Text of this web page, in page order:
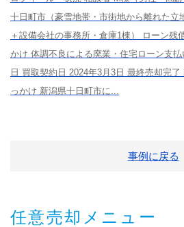
十日町市（豪雪地帯・市街地から離れた立
＋設備会社の事務所・倉庫1棟） ローン残
かけ 体調不良による廃業・住宅ローン支
日 買取契約日 2024年3月3日 最終売却完了
っかけ 新潟県十日町市に...
事例に戻る
任意売却メニュー